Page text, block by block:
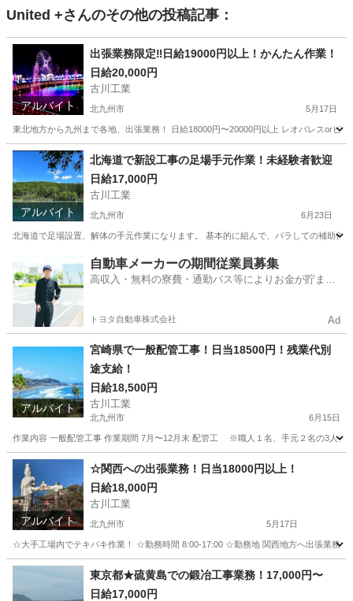
United +さんのその他の投稿記事：
アルバイト
出張業務限定‼︎日給19000円以上！かんたん作業！
日給20,000円
古川工業
北九州市 5月17日
東北地方から九州まで各地、出張業務！ 日給18000円〜20000円以上 レオパレスorビ
福岡 北九州市 その他 ボイラー
アルバイト
北海道で新設工事の足場手元作業！未経験者歓迎
日給17,000円
古川工業
北九州市 6月23日
北海道で足場設置、解体の手元作業になります。 基本的に組んで、バラしての補
建築 手元
自動車メーカーの期間従業員募集
高収入・無料の寮費・通勤バス等によりお金が貯まり
トヨタ自動車株式会社 Ad
アルバイト
宮崎県で一般配管工事！日当18500円！残業代別
途支給！
日給18,500円
古川工業
北九州市 6月15日
作業内容 一般配管工事 作業期間 7月〜12月末 配管工 ※職人１名、手元２名の3人チ
福岡 北九州市 軽作業 配管工
アルバイト
☆関西への出張業務！日当18000円以上！
日給18,000円
古川工業
北九州市 5月17日
☆大手工場内でテキパキ作業！ ☆勤務時間 8:00-17:00 ☆勤務地 関西地方へ出張業務
福岡 北九州市 工場 業務
東京都★硫黄島での鍛冶工事業務！17,000円〜
日給17,000円